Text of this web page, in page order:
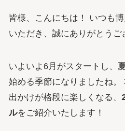
皆様、こんにちは！ いつも
いただき、誠にありがとうご
いよいよ6月がスタートし、
始める季節になりましたね。
出かけが格段に楽しくなる、
ルをご紹介いたします！